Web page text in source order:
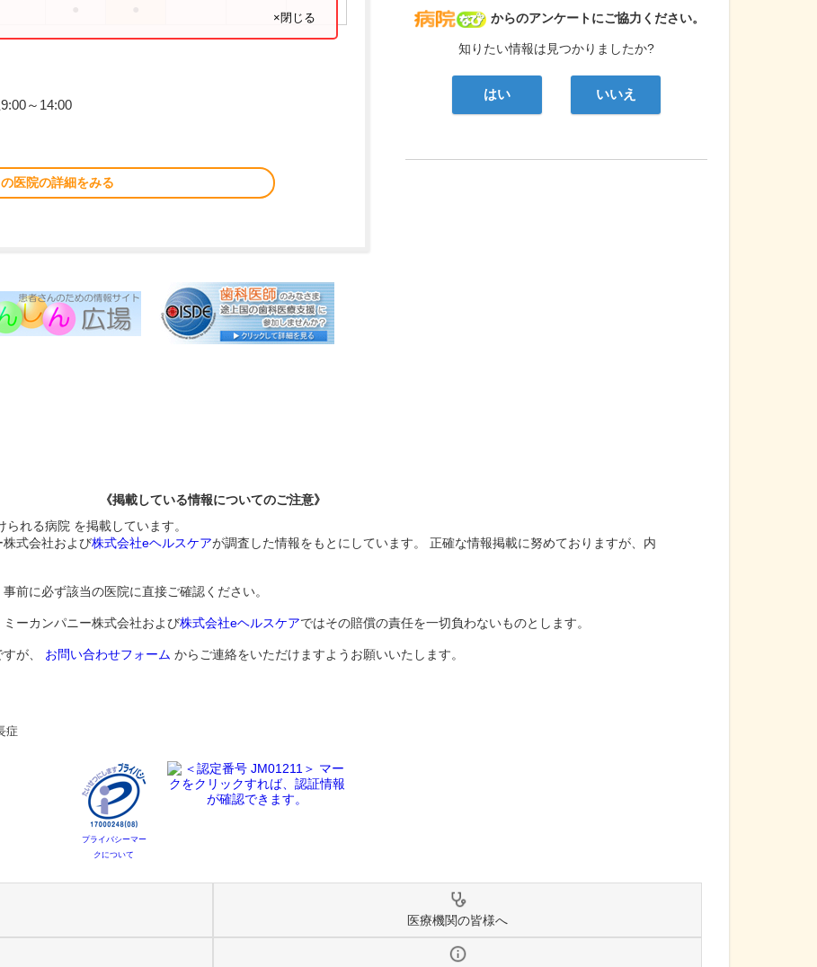
×閉じる
～14:00
医院の詳細をみる
病院なび
からのアンケートにご協力ください。
知りたい情報は見つかりましたか?
はい いいえ
《掲載している情報についてのご注意》
れる病院 を掲載しています。
式会社および株式会社eヘルスケアが調査した情報をもとにしています。 正確な情報掲載に努めておりますが、内
前に必ず該当の医院に直接ご確認ください。
ーカンパニー株式会社および株式会社eヘルスケアではその賠償の責任を一切負わないものとします。
が、 お問い合わせフォーム からご連絡をいただけますようお願いいたします。
症
プライバシーマー
クについて
医療機関の皆様へ